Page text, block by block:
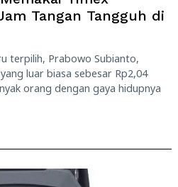
Tangan Tangguh di
terpilih, Prabowo Subianto,
luar biasa sebesar Rp2,04
orang dengan gaya hidupnya